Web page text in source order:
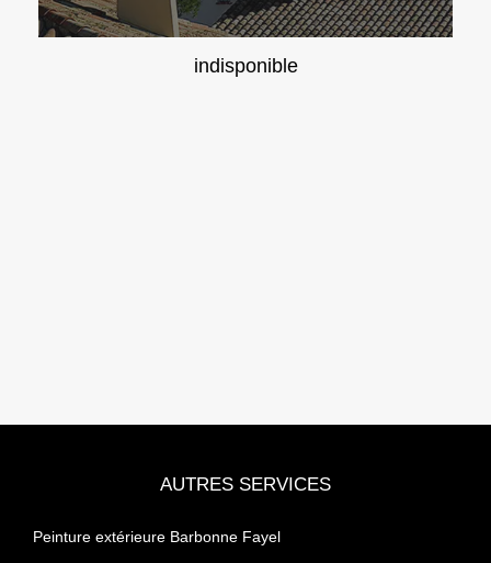
indisponible
AUTRES SERVICES
Peinture extérieure Barbonne Fayel